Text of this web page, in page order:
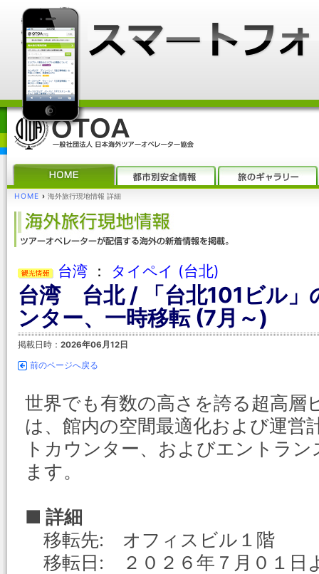
HOME › 海外旅行現地情報 詳細
台湾 ： タイペイ (台北)
台湾 台北 / 「台北101ビル」
ンター、一時移転 (7月～)
掲載日時： 2026年06月12日
前のページへ戻る
世界でも有数の高さを誇る超高層
は、館内の空間最適化および運営
トカウンター、およびエントラ
ます。
■ 詳細
移転先: オフィスビル１階
移転日: ２０２６年７月０１日